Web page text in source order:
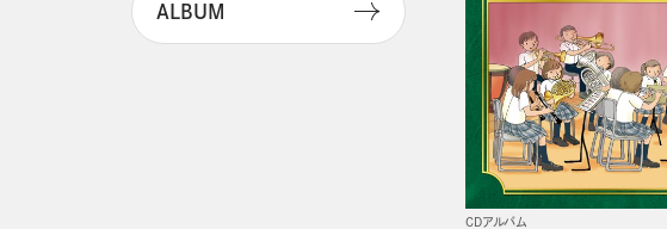
ALBUM
CDアルバム